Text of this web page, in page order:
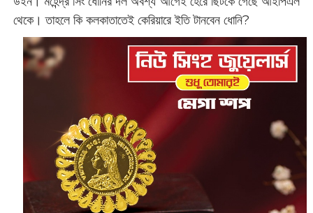
থেকে। তাহলে কি কলকাতাতেই কেরিয়ারে ইতি টানবেন ধোনি?